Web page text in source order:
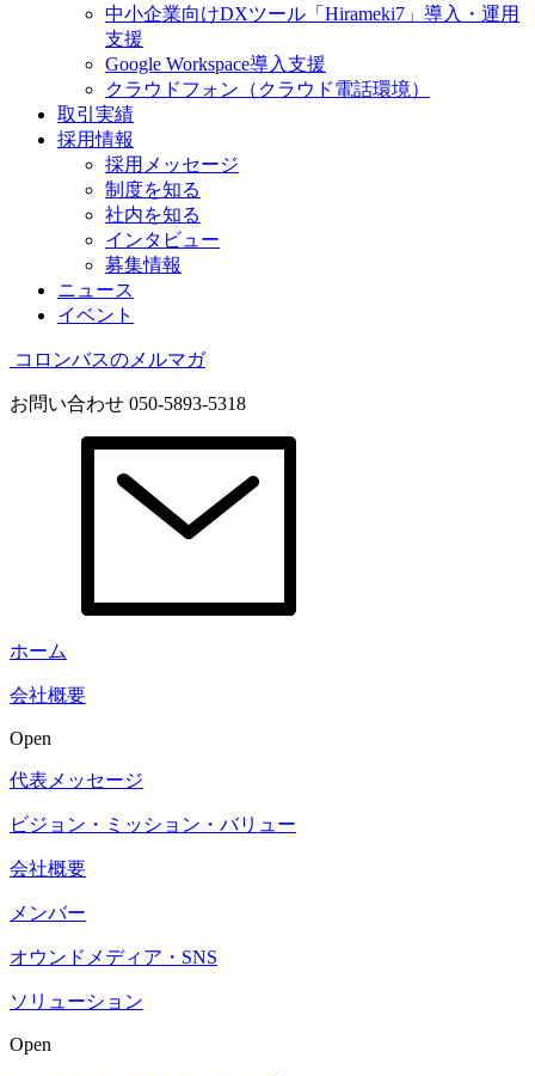
中小企業向けDXツール「Hirameki7」導入・運用
支援
Google Workspace導入支援
クラウドフォン（クラウド電話環境）
取引実績
採用情報
採用メッセージ
制度を知る
社内を知る
インタビュー
募集情報
ニュース
イベント
コロンバスのメルマガ
お問い合わせ 050-5893-5318
ホーム
会社概要
Open
代表メッセージ
ビジョン・ミッション・バリュー
会社概要
メンバー
オウンドメディア・SNS
ソリューション
Open